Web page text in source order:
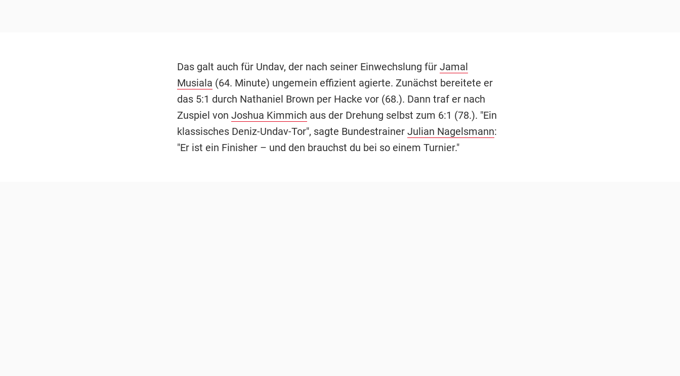
Das galt auch für Undav, der nach seiner Einwechslung für Jamal
Musiala (64. Minute) ungemein effizient agierte. Zunächst bereitete er
das 5:1 durch Nathaniel Brown per Hacke vor (68.). Dann traf er nach
Zuspiel von Joshua Kimmich aus der Drehung selbst zum 6:1 (78.). "Ein
klassisches Deniz-Undav-Tor", sagte Bundestrainer Julian Nagelsmann:
"Er ist ein Finisher – und den brauchst du bei so einem Turnier."